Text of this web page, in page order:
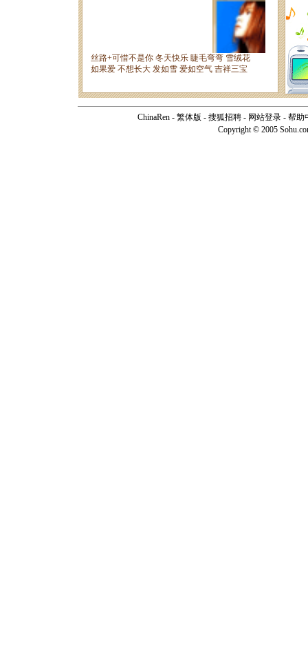
ChinaRen - 繁体版 - 搜狐招聘 - 网站登录 - 帮助
Copyright © 2005